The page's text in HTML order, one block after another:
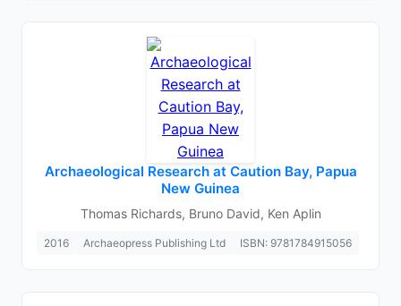
Archaeological Research at Caution Bay, Papua
New Guinea
Thomas Richards, Bruno David, Ken Aplin
2016 Archaeopress Publishing Ltd ISBN: 9781784915056